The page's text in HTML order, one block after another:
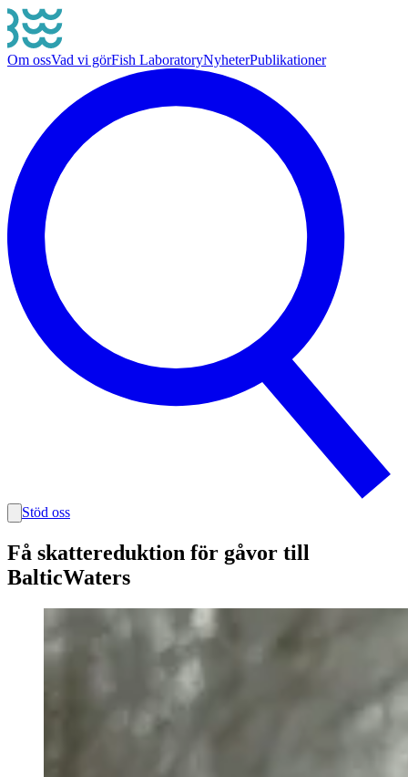
Om ossVad vi görFish LaboratoryNyheterPublikationer
Stöd oss
Få skattereduktion för gåvor till
BalticWaters